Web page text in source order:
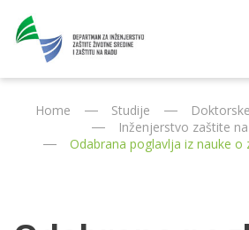
Home Studije
Inženjerstvo zaštite
Odabrana poglavlja iz nauke o